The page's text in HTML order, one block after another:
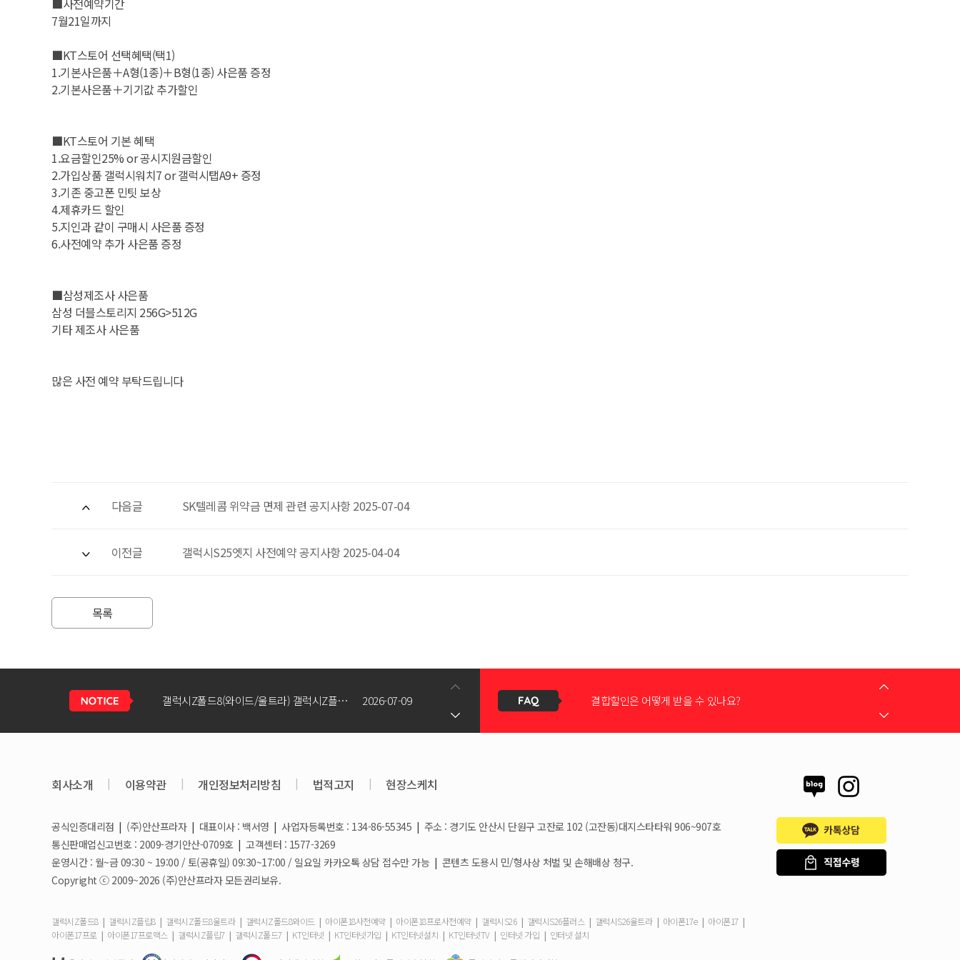
■사전예약기간
7월21일까지
■KT스토어 선택혜택(택1)
1.기본사은품＋A형(1종)＋B형(1종) 사은품 증정
2.기본사은품＋기기값 추가할인
■KT스토어 기본 혜택
1.요금할인25% or 공시지원금할인
2.가입상품 갤럭시워치7 or 갤럭시탭A9+ 증정
3.기존 중고폰 민팃 보상
4.제휴카드 할인
5.지인과 같이 구매시 사은품 증정
6.사전예약 추가 사은품 증정
■삼성제조사 사은품
삼성 더블스토리지 256G>512G
기타 제조사 사은품
많은 사전 예약 부탁드립니다
다음글 SK텔레콤 위약금 면제 관련 공지사항 2025-07-04
이전글 갤럭시S25엣지 사전예약 공지사항 2025-04-04
목록
갤럭시Z폴드8(와이드/울트라) 갤럭시Z플립8 사전예약 공지사항 2026-07-09
갤럭시S26 / 아이폰17e 공통지원금 상향! 2026-03-25
결합할인은 어떻게 받을 수 있나요?
휴대폰 일시불로 구매도 가능한가요?
회사소개 | 이용약관 | 개인정보처리방침 | 법적고지 | 현장스케치
공식인증대리점 | (주)안산프라자 | 대표이사 : 백서영 | 사업자등록번호 : 134-86-55345 | 주소 : 경기도 안산시 단원구 고잔로 102 (고잔동)대지스타타워 906~907호
통신판매업신고번호 : 2009-경기안산-0709호 | 고객센터 : 1577-3269
운영시간 : 월~금 09:30 ~ 19:00 / 토(공휴일) 09:30~17:00 / 일요일 카카오톡 상담 접수만 가능 | 콘텐츠 도용시 민/형사상 처벌 및 손해배상 청구.
Copyright ⓒ 2009~2026 (주)안산프라자 모든권리보유.
갤럭시Z폴드8 | 갤럭시Z플립8 | 갤럭시Z폴드8울트라 | 갤럭시Z폴드8와이드 | 아이폰18사전예약 | 아이폰18프로사전예약 | 갤럭시S26 | 갤럭시S26플러스 | 갤럭시S26울트라 | 아이폰17e | 아이폰17 |
아이폰17프로 | 아이폰17프로맥스 | 갤럭시Z플립7 | 갤럭시Z폴드7 | KT인터넷 | KT인터넷가입 | KT인터넷설치 | KT인터넷TV | 인터넷 가입 | 인터넷 설치